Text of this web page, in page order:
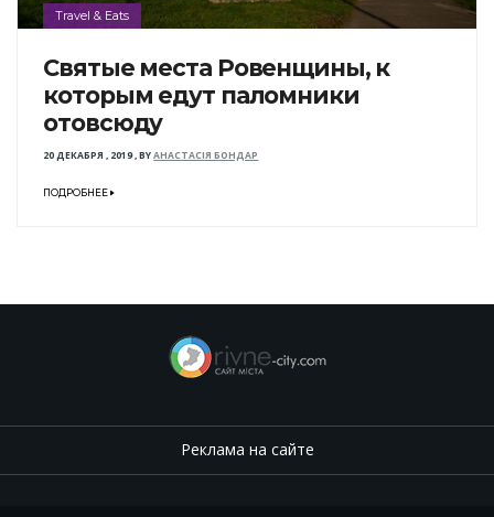
Travel & Eats
Святые места Ровенщины, к
которым едут паломники
отовсюду
20 ДЕКАБРЯ , 2019,BYАНАСТАСІЯ БОНДАР
ПОДРОБНЕЕ
Реклама на сайте